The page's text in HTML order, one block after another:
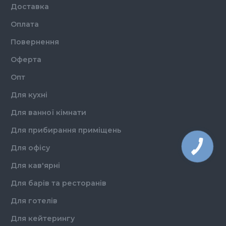
Доставка
Оплата
Повернення
Оферта
Опт
Для кухні
Для ванної кімнати
Для прибирання приміщень
Для офісу
Для кав'ярні
Для барів та ресторанів
Для готелів
Для кейтерингу